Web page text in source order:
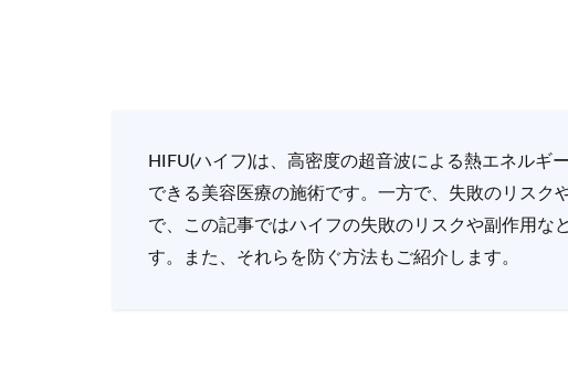
HIFU(ハイフ)は、高密度の超音波による熱エネルギ
できる美容医療の施術です。一方で、失敗のリスク
で、この記事ではハイフの失敗のリスクや副作用な
す。また、それらを防ぐ方法もご紹介します。